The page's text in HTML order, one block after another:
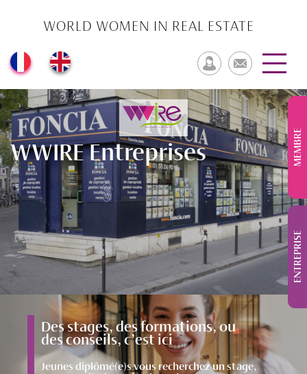
ENTREPRISE
MEMBRE
WORLD WOMEN IN REAL ESTATE
WWIRE Entreprises
Des stages, des formations, ou
des conseils, c’est ici
Jeunes diplômé(e)s vous recherchez un stage,